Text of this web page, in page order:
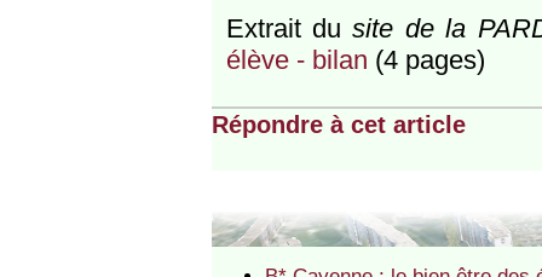
Extrait dusite de la
élève - bilan (4 pages)
Répondre à cet article